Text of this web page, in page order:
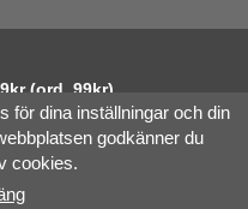
(ord. 99kr)
Räntefri delbetalning
för dina inställningar och din
godkänner du
cookies.